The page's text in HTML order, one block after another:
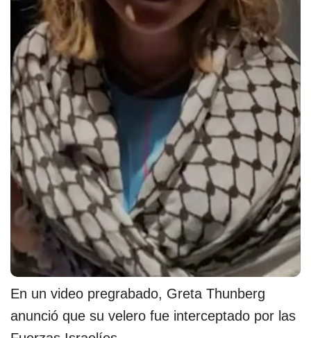
En un video pregrabado, Greta Thunberg
anunció que su velero fue interceptado por las